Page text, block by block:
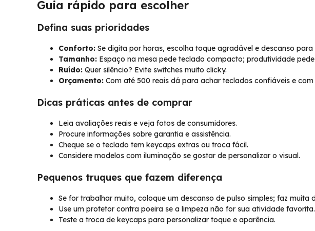
Guia rápido para escolher
Defina suas prioridades
Conforto: Se digita por horas, escolha toque agradável e descanso para
Tamanho: Espaço na mesa pede teclado compacto; produtividade
Ruído: Quer silêncio? Evite switches muito clicky.
Orçamento: Com até 500 reais dá para achar teclados confiáveis e
Dicas práticas antes de comprar
Leia avaliações reais e veja fotos de consumidores.
Procure informações sobre garantia e assistência.
Cheque se o teclado tem keycaps extras ou troca fácil.
Considere modelos com iluminação se gostar de personalizar o visual.
Pequenos truques que fazem diferença
Se for trabalhar muito, coloque um descanso de pulso simples; faz muita
Use um protetor contra poeira se a limpeza não for sua atividade favorita.
Teste a troca de keycaps para personalizar toque e aparência.